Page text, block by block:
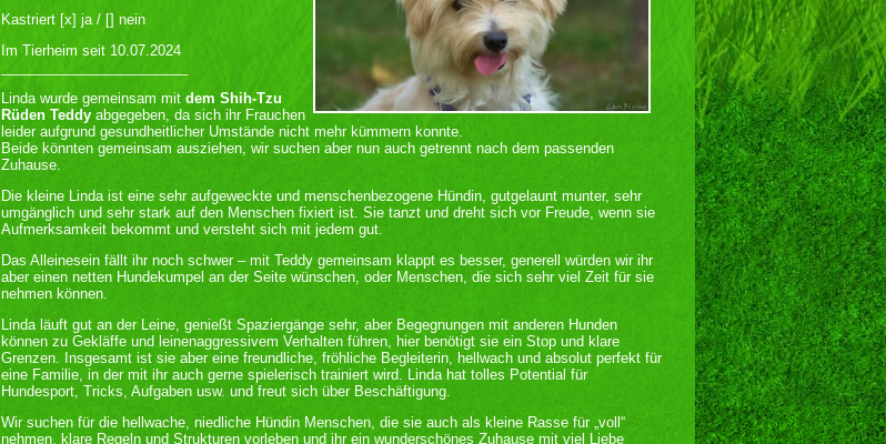
Kastriert [x] ja / [] nein
Im Tierheim seit 10.07.2024
Linda wurde gemeinsam mit dem Shih-Tzu
Rüden Teddy abgegeben, da sich ihr Frauchen
leider aufgrund gesundheitlicher Umstände nicht mehr kümmern konnte.
Beide könnten gemeinsam ausziehen, wir suchen aber nun auch getrennt nach dem passenden
Zuhause.
Die kleine Linda ist eine sehr aufgeweckte und menschenbezogene Hündin, gutgelaunt munter, sehr
umgänglich und sehr stark auf den Menschen fixiert ist. Sie tanzt und dreht sich vor Freude, wenn sie
Aufmerksamkeit bekommt und versteht sich mit jedem gut.
Das Alleinesein fällt ihr noch schwer – mit Teddy gemeinsam klappt es besser, generell würden wir ihr
aber einen netten Hundekumpel an der Seite wünschen, oder Menschen, die sich sehr viel Zeit für sie
nehmen können.
Linda läuft gut an der Leine, genießt Spaziergänge sehr, aber Begegnungen mit anderen Hunden
können zu Gekläffe und leinenaggressivem Verhalten führen, hier benötigt sie ein Stop und klare
Grenzen. Insgesamt ist sie aber eine freundliche, fröhliche Begleiterin, hellwach und absolut perfekt für
eine Familie, in der mit ihr auch gerne spielerisch trainiert wird. Linda hat tolles Potential für
Hundesport, Tricks, Aufgaben usw. und freut sich über Beschäftigung.
Wir suchen für die hellwache, niedliche Hündin Menschen, die sie auch als kleine Rasse für „voll“
nehmen, klare Regeln und Strukturen vorleben und ihr ein wunderschönes Zuhause mit viel Liebe